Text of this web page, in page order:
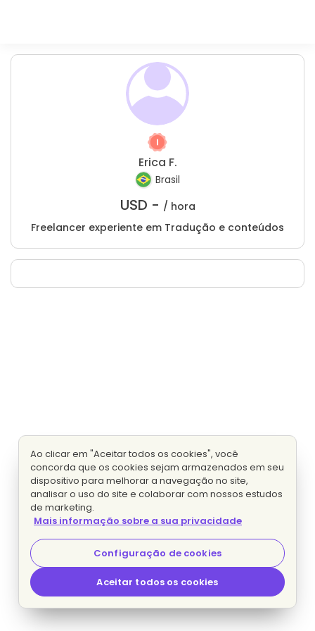
Erica F.
Brasil
USD - / hora
Freelancer experiente em Tradução e conteúdos
Ao clicar em "Aceitar todos os cookies", você
concorda que os cookies sejam armazenados em seu
dispositivo para melhorar a navegação no site,
analisar o uso do site e colaborar com nossos estudos
de marketing.
Mais informação sobre a sua privacidade
Configuração de cookies
Aceitar todos os cookies